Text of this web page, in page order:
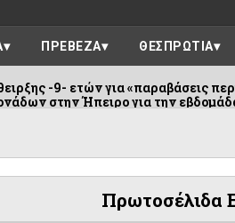
ΠΡΕΒΕΖΑ ΘΕΣΠΡΩΤΙΑ
«παραβάσεις περί αλλοδαπών».
για την εβδομάδα (10 - 16/08/
Πρωτοσέλιδα